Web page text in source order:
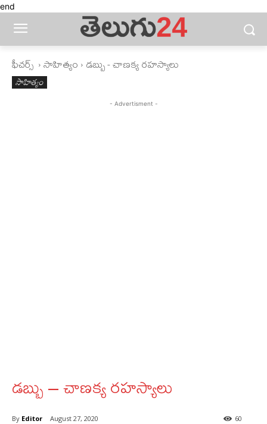
end
ఫీచ‌ర్స్ ‌ సాహిత్యం డబ్బు - చాణక్య రహస్యాలు
సాహిత్యం
- Advertisment -
డబ్బు – చాణక్య రహస్యాలు
By Editor August 27, 2020 60